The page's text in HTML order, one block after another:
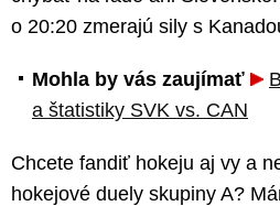
o 20:20 zmerajú sily s
Mohla by vás zaujímať
a štatistiky SVK vs. CAN
Chcete fandiť hokeju aj vy a
hokejové duely skupiny A?